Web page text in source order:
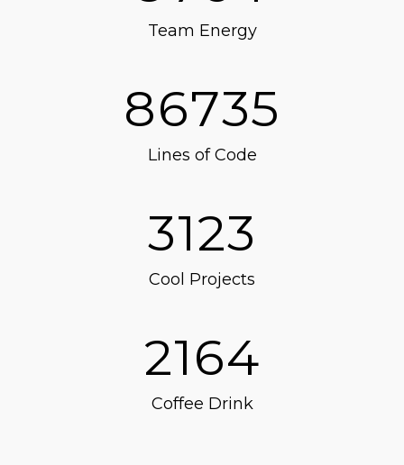
Team Energy
86735
Lines of Code
3123
Cool Projects
2164
Coffee Drink